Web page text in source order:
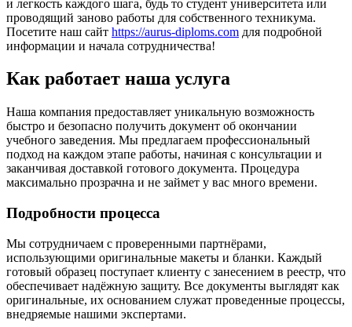
и легкость каждого шага, будь то студент университета или
проводящий заново работы для собственного техникума.
Посетите наш сайт https://aurus-diploms.com для подробной
информации и начала сотрудничества!
Как работает наша услуга
Наша компания предоставляет уникальную возможность
быстро и безопасно получить документ об окончании
учебного заведения. Мы предлагаем профессиональный
подход на каждом этапе работы, начиная с консультации и
заканчивая доставкой готового документа. Процедура
максимально прозрачна и не займет у вас много времени.
Подробности процесса
Мы сотрудничаем с проверенными партнёрами,
использующими оригинальные макеты и бланки. Каждый
готовый образец поступает клиенту с занесением в реестр, что
обеспечивает надёжную защиту. Все документы выглядят как
оригинальные, их основанием служат проведенные процессы,
внедряемые нашими экспертами.